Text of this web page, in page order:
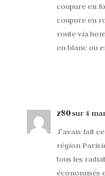
coupure en
coupure en
route via
en blanc ou
z80 sur 4
J’avais fait
région
tous les
économisés